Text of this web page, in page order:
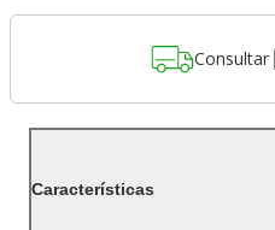
Consultar
Características